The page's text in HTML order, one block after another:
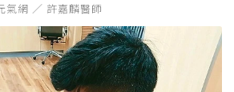
氣網 ／ 許嘉麟醫師